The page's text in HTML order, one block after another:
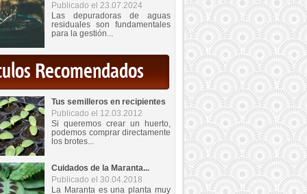
Publicado el 23.07.2024
Las depuradoras de aguas
residuales son fundamentales
para la gestión...
Recomendados
Tus semilleros en recipientes
Publicado el 12.03.2012
Si queremos crear un huerto,
podemos comprar directamente
los brotes...
Cuidados de la Maranta...
Publicado el 30.04.2018
La Maranta es una planta muy